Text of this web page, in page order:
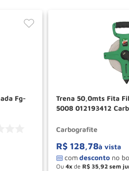
Trena 50,0mts Fita Fibra Aberta Fg-
5008 012193412
Carbografite
R$ 128,78à vista
Ou 4 de R$ 35,92